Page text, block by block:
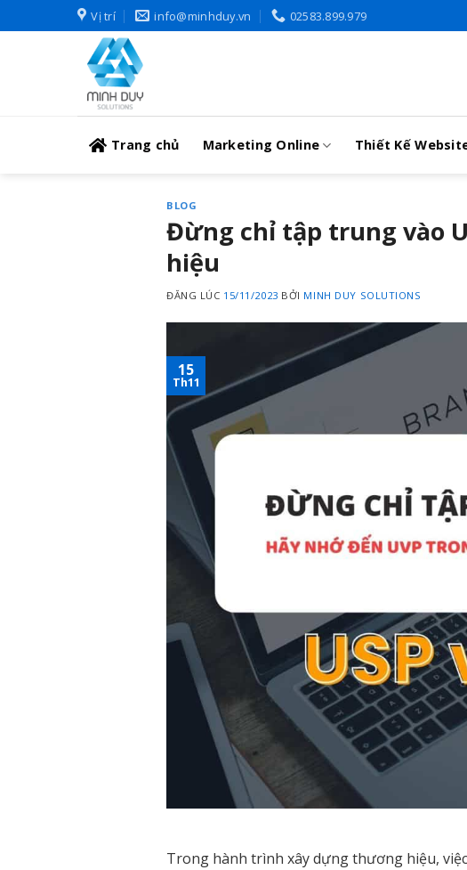
to
Vị trí info@minhduy.vn 02583.899.979
Trang chủ Marketing Online Thiết Kế
BLOG
Đừng chỉ tập trung vào
hiệu
ĐĂNG LÚC 15/11/2023 BỞI MINH DUY SOLUTIONS
15
Th11
Trong hành trình xây dựng thương hiệu,